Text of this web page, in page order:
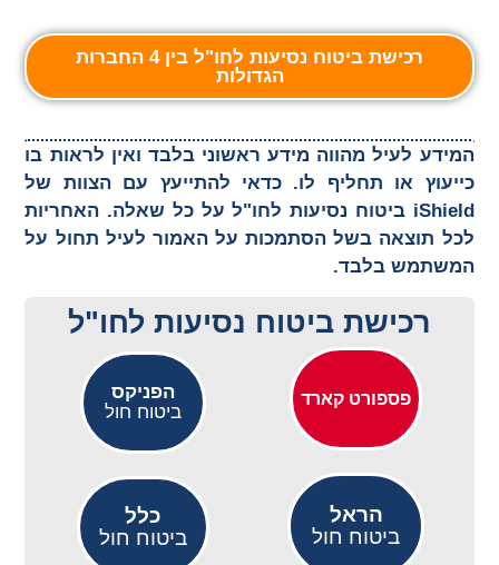
רכישת ביטוח נסיעות לחו"ל בין 4 החברות
הגדולות
המידע לעיל מהווה מידע ראשוני בלבד ואין לראות בו
כייעוץ או תחליף לו. כדאי להתייעץ עם הצוות של
iShield ביטוח נסיעות לחו"ל על כל שאלה. האחריות
לכל תוצאה בשל הסתמכות על האמור לעיל תחול על
המשתמש בלבד.
רכישת ביטוח נסיעות לחו"ל
פספורט קארד
הראל
ביטוח חול
הפניקס
ביטוח חול
כלל
ביטוח חול